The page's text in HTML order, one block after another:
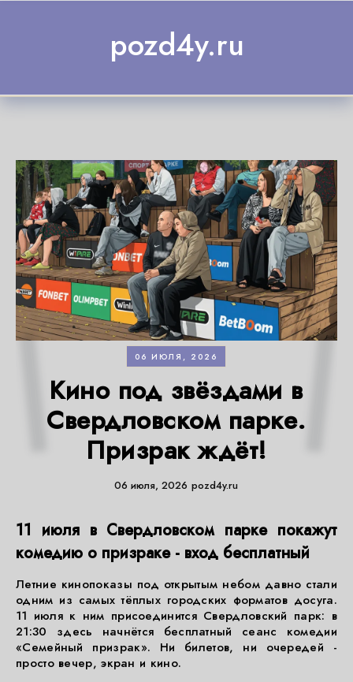
pozd4y.ru
06 ИЮЛЯ, 2026
Кино под звёздами в
Свердловском парке.
Призрак ждёт!
06 июля, 2026 pozd4y.ru
11 июля в Свердловском парке покажут
комедию о призраке - вход бесплатный
Летние кинопоказы под открытым небом давно стали
одним из самых тёплых городских форматов досуга.
11 июля к ним присоединится Свердловский парк: в
21:30 здесь начнётся бесплатный сеанс комедии
«Семейный призрак». Ни билетов, ни очередей -
просто вечер, экран и кино.